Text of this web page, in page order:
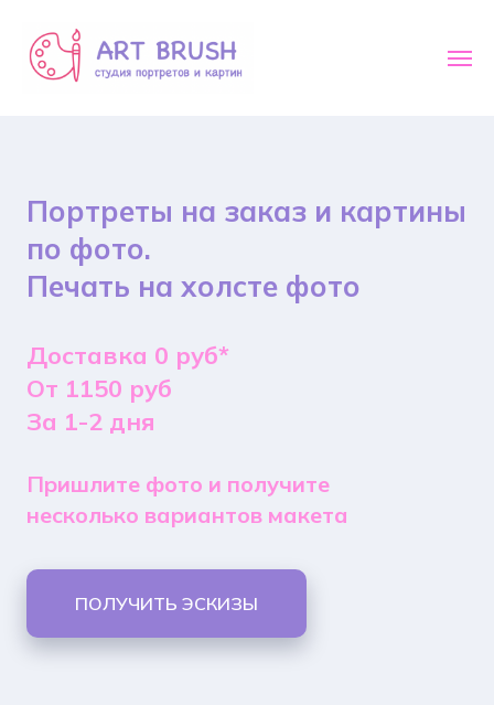
Портреты на заказ и картины
по фото.
Печать на холсте фото
Доставка 0 руб*
От 1150 руб
За 1-2 дня
Пришлите фото и получите
несколько вариантов макета
ПОЛУЧИТЬ ЭСКИЗЫ